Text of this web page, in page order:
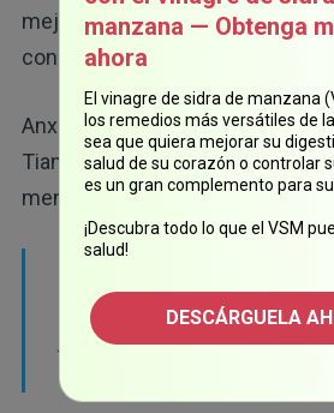
mejora promedio de 5.51
con 5.04 puntos del grupo de
Anxin Wang, Ph.D., profesor
Tiantan de Beijing y uno de los
mencionó lo siguiente:
"Si se confirman nuestros
inyecciones de GDLM
para mejorar la función
manzana — Obtenga
ahora
El vinagre de sidra de manzana
los remedios más versátiles de
sea que quiera mejorar su
salud de su corazón o controlar
es un gran complemento para su
¡Descubra todo lo que el VSM
salud!
DESCÁRGUELA